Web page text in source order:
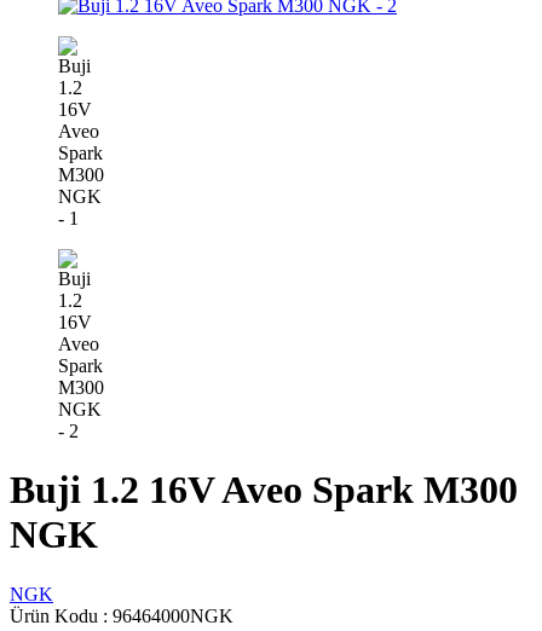
Buji 1.2 16V Aveo Spark M300
NGK
NGK
Ürün Kodu : 96464000NGK